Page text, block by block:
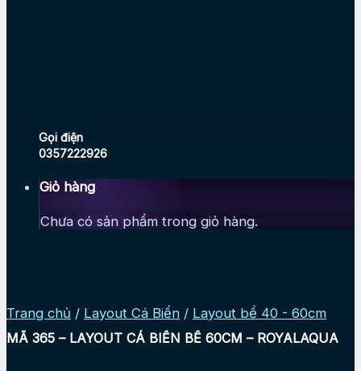
Gọi điện
0357222926
Giỏ hàng
Chưa có sản phẩm trong giỏ hàng.
Trang chủ / Layout Cá Biển / Layout bể 40 - 60cm
MÃ 365 – LAYOUT CÁ BIỂN BỂ 60CM – ROYALAQUA